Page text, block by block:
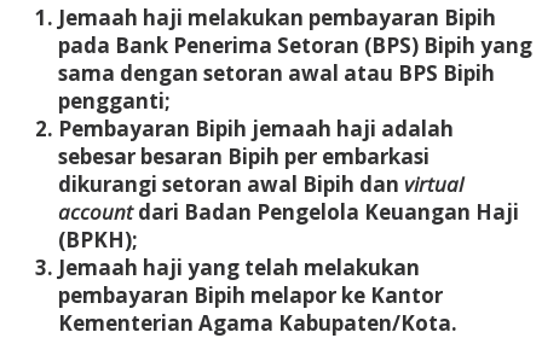
Jemaah haji melakukan pembayaran Bipih
pada Bank Penerima Setoran (BPS) Bipih yang
sama dengan setoran awal atau BPS Bipih
pengganti;
Pembayaran Bipih jemaah haji adalah
sebesar besaran Bipih per embarkasi
dikurangi setoran awal Bipih dan virtual
accountdari Badan Pengelola Keuangan Haji
(BPKH);
Jemaah haji yang telah melakukan
pembayaran Bipih melapor ke Kantor
Kementerian Agama Kabupaten/Kota.